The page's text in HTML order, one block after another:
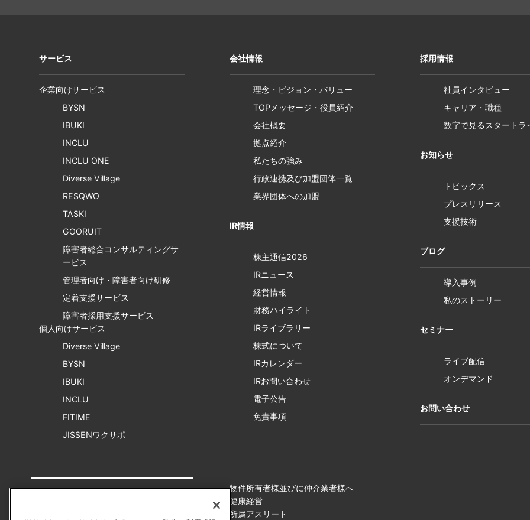
サービス
企業向けサービス
BYSN
IBUKI
INCLU
INCLU ONE
Diverse Village
RESQWO
TASKI
GOORUIT
障害者総合コンサルティングサ
ービス
管理者向け・障害者向け研修
定着支援サービス
障害者採用支援サービス
個人向けサービス
Diverse Village
BYSN
IBUKI
INCLU
FITIME
JISSENワクサポ
会社情報
理念・ビジョン・バリュー
TOPメッセージ・役員紹介
会社概要
拠点紹介
私たちの強み
行政連携及び加盟団体一覧
業界団体への加盟
IR情報
株主通信2026
IRニュース
経営情報
財務ハイライト
IRライブラリー
株式について
IRカレンダー
IRお問い合わせ
電子公告
免責事項
採用情報
社員インタビュー
キャリア・職種
数字で見るスタートラ
お知らせ
トピックス
プレスリリース
支援技術
ブログ
導入事例
私のストーリー
セミナー
ライブ配信
オンデマンド
お問い合わせ
物件所有者様並びに仲介業者様へ
健康経営
所属アスリート